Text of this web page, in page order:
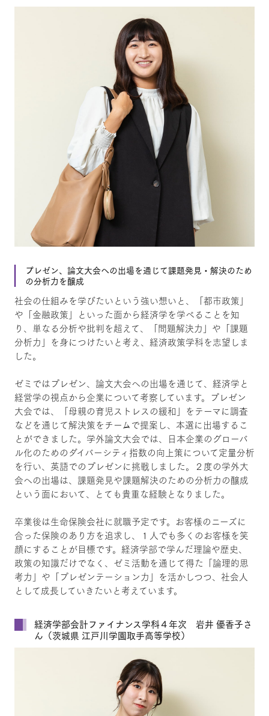
プレゼン、論文大会への出場を通じて課題発見・解決のため
の分析力を醸成
社会の仕組みを学びたいという強い想いと、「都市政策」
や「金融政策」といった面から経済学を学べることを知
り、単なる分析や批判を超えて、「問題解決力」や「課題
分析力」を身につけたいと考え、経済政策学科を志望しま
した。
ゼミではプレゼン、論文大会への出場を通じて、経済学と
経営学の視点から企業について考察しています。プレゼン
大会では、「母親の育児ストレスの緩和」をテーマに調査
などを通じて解決策をチームで提案し、本選に出場するこ
とができました。学外論文大会では、日本企業のグローバ
ル化のためのダイバーシティ指数の向上策について定量分析
を行い、英語でのプレゼンに挑戦しました。２度の学外大
会への出場は、課題発見や課題解決のための分析力の醸成
という面において、とても貴重な経験となりました。
卒業後は生命保険会社に就職予定です。お客様のニーズに
合った保険のあり方を追求し、１人でも多くのお客様を笑
顔にすることが目標です。経済学部で学んだ理論や歴史、
政策の知識だけでなく、ゼミ活動を通じて得た「論理的思
考力」や「プレゼンテーション力」を活かしつつ、社会人
として成長していきたいと考えています。
経済学部会計ファイナンス学科４年次 岩井 優香子さ
ん（茨城県 江戸川学園取手高等学校）